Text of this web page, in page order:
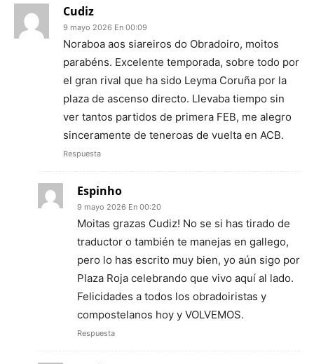
Cudiz
9 mayo 2026 En 00:09
Noraboa aos siareiros do Obradoiro, moitos
parabéns. Excelente temporada, sobre todo por
el gran rival que ha sido Leyma Coruña por la
plaza de ascenso directo. Llevaba tiempo sin
ver tantos partidos de primera FEB, me alegro
sinceramente de teneroas de vuelta en ACB.
Respuesta
Espinho
9 mayo 2026 En 00:20
Moitas grazas Cudiz! No se si has tirado de
traductor o también te manejas en gallego,
pero lo has escrito muy bien, yo aún sigo por
Plaza Roja celebrando que vivo aquí al lado.
Felicidades a todos los obradoiristas y
compostelanos hoy y VOLVEMOS.
Respuesta